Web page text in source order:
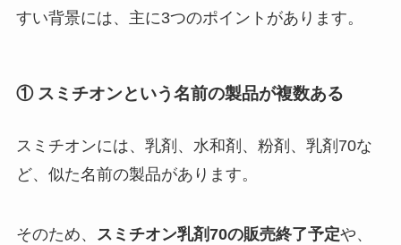
すい背景には、主に3つのポイントがあります。
① スミチオンという名前の製品が複数ある
スミチオンには、乳剤、水和剤、粉剤、乳剤70な
ど、似た名前の製品があります。
そのため、 スミチオン乳剤70の販売終了予定や、